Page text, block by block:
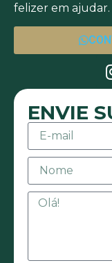
felizer em ajudar.
ENVIE